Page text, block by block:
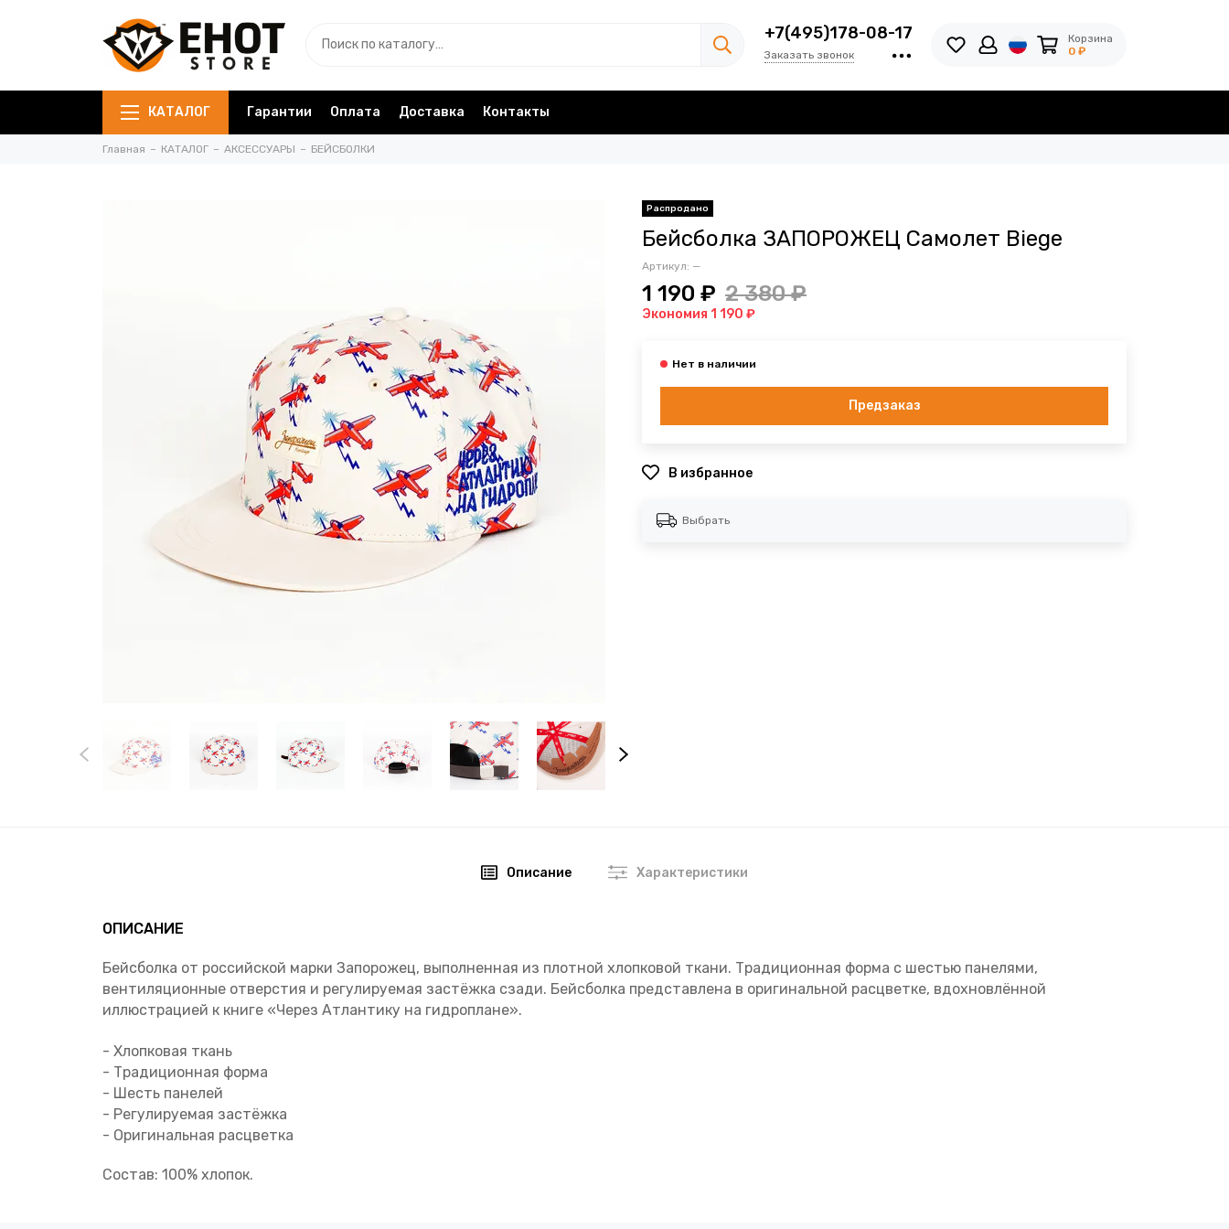
+7(495)178-08-17
Заказать звонок
Корзина
0 ₽
КАТАЛОГ Гарантии Оплата Доставка Контакты
Главная КАТАЛОГ АКСЕССУАРЫ БЕЙСБОЛКИ
Бейсболка ЗАПОРОЖЕЦ Самолет Biege
Артикул: —
1 190 ₽ 2 380 ₽
Экономия 1 190 ₽
Предзаказ
В избранное
Выбрать
Описание Характеристики
ОПИСАНИЕ
Бейсболка от российской марки Запорожец, выполненная из плотной хлопковой ткани. Традиционная форма с шестью панелями,
вентиляционные отверстия и регулируемая застёжка сзади. Бейсболка представлена в оригинальной расцветке, вдохновлённой
иллюстрацией к книге «Через Атлантику на гидроплане».
- Хлопковая ткань
- Традиционная форма
- Шесть панелей
- Регулируемая застёжка
- Оригинальная расцветка
Состав: 100% хлопок.